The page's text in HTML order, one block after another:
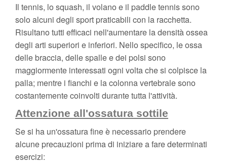
Il tennis, lo squash, il volano e il paddle tennis sono
solo alcuni degli sport praticabili con la racchetta.
Risultano tutti efficaci nell'aumentare la densità ossea
degli arti superiori e inferiori. Nello specifico, le ossa
delle braccia, delle spalle e dei polsi sono
maggiormente interessati ogni volta che si colpisce la
palla; mentre i fianchi e la colonna vertebrale sono
costantemente coinvolti durante tutta l'attività.
Attenzione all'ossatura sottile
Se si ha un'ossatura fine è necessario prendere
alcune precauzioni prima di iniziare a fare determinati
esercizi: